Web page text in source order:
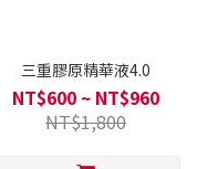
三重膠原精華液4.0
NT$600 ~ NT$960
NT$1,800